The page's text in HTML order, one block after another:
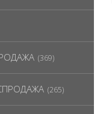
(369)
(265)